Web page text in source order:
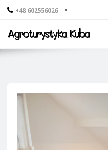
+48 602556026 •
Agroturystyka Kuba